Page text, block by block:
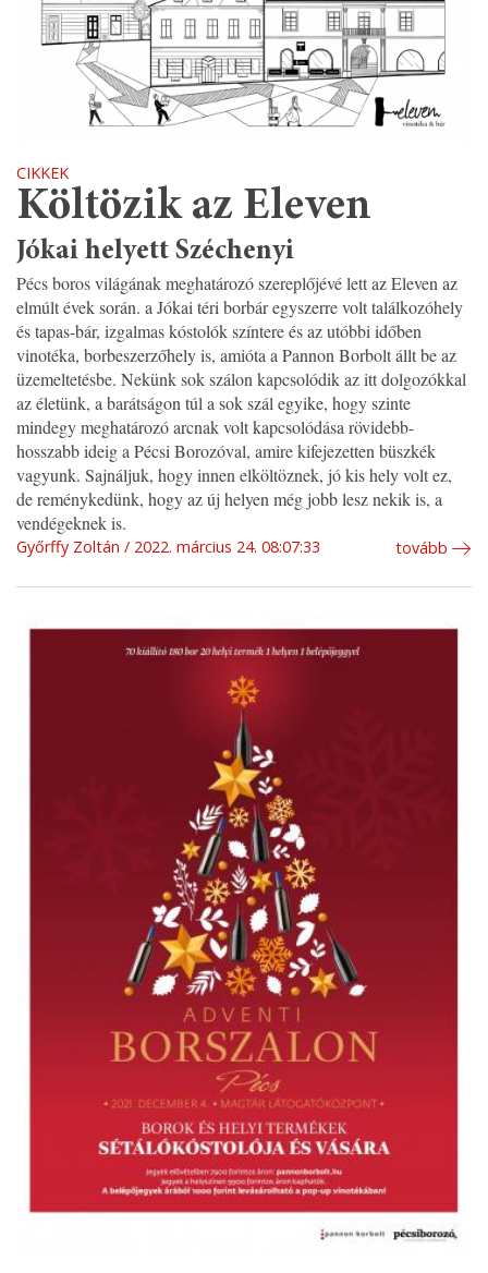
CIKKEK
Költözik az Eleven
Jókai helyett Széchenyi
Pécs boros világának meghatározó szereplőjévé lett az Eleven az
elmúlt évek során. a Jókai téri borbár egyszerre volt találkozóhely
és tapas-bár, izgalmas kóstolók színtere és az utóbbi időben
vinotéka, borbeszerzőhely is, amióta a Pannon Borbolt állt be az
üzemeltetésbe. Nekünk sok szálon kapcsolódik az itt dolgozókkal
az életünk, a barátságon túl a sok szál egyike, hogy szinte
mindegy meghatározó arcnak volt kapcsolódása rövidebb-
hosszabb ideig a Pécsi Borozóval, amire kifejezetten büszkék
vagyunk. Sajnáljuk, hogy innen elköltöznek, jó kis hely volt ez,
de reménykedünk, hogy az új helyen még jobb lesz nekik is, a
vendégeknek is.
Győrffy Zoltán 2022. március 24. 08:07:33 tovább